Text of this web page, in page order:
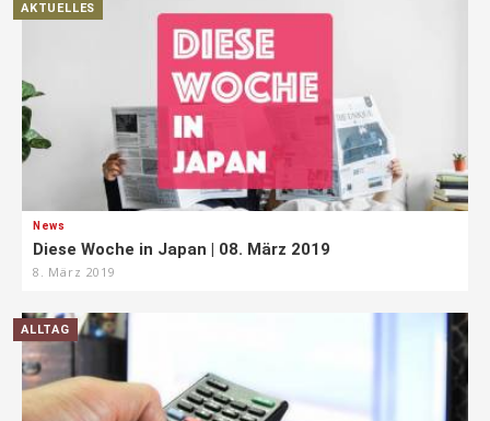
AKTUELLES
News
Diese Woche in Japan | 08. März 2019
8. März 2019
ALLTAG